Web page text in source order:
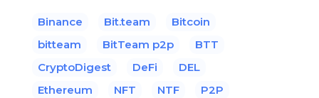
Binance Bit.team
Bitcoin
bitteam
BitTeam p2p
BTT
CryptoDigest
DeFi
DEL
Ethereum
NFT NTF
P2P